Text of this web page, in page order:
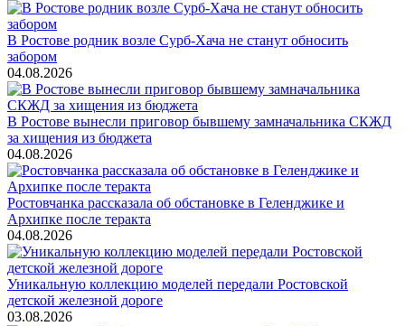
В Ростове родник возле Сурб-Хача не станут обносить
забором
04.08.2026
В Ростове вынесли приговор бывшему замначальника СКЖД
за хищения из бюджета
04.08.2026
Ростовчанка рассказала об обстановке в Геленджике и
Архипке после теракта
04.08.2026
Уникальную коллекцию моделей передали Ростовской
детской железной дороге
03.08.2026